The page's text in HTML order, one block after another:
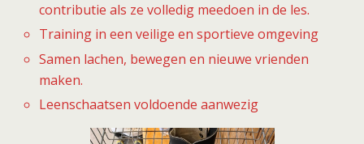
contributie als ze volledig meedoen in de les.
Training in een veilige en sportieve omgeving
Samen lachen, bewegen en nieuwe vrienden
maken.
Leenschaatsen voldoende aanwezig